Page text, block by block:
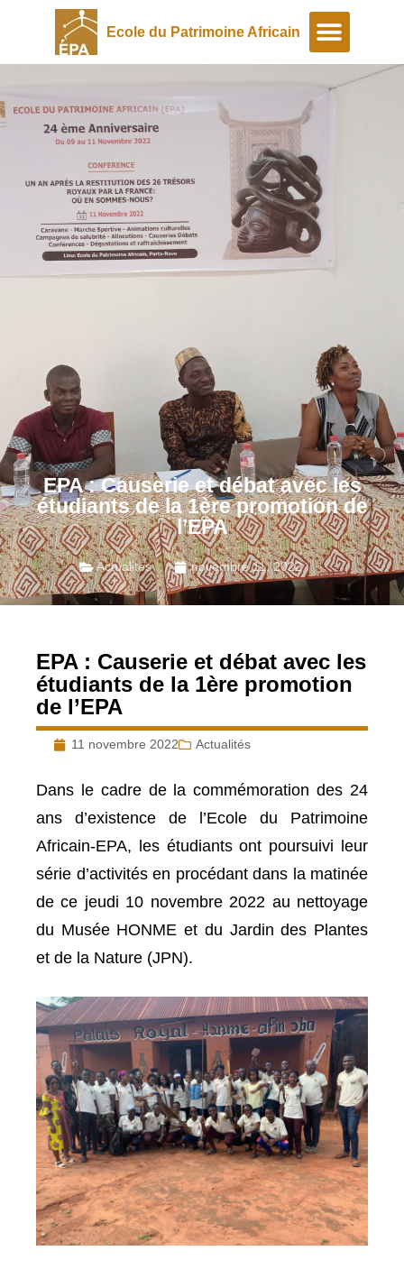
Ecole du Patrimoine Africain
EPA : Causerie et débat avec les
étudiants de la 1ère promotion de
l’EPA
Actualités novembre 11, 2022
EPA : Causerie et débat avec les
étudiants de la 1ère promotion
de l’EPA
11 novembre 2022 Actualités
Dans le cadre de la commémoration des 24
ans d’existence de l’Ecole du Patrimoine
Africain-EPA, les étudiants ont poursuivi leur
série d’activités en procédant dans la matinée
de ce jeudi 10 novembre 2022 au nettoyage
du Musée HONME et du Jardin des Plantes
et de la Nature (JPN).